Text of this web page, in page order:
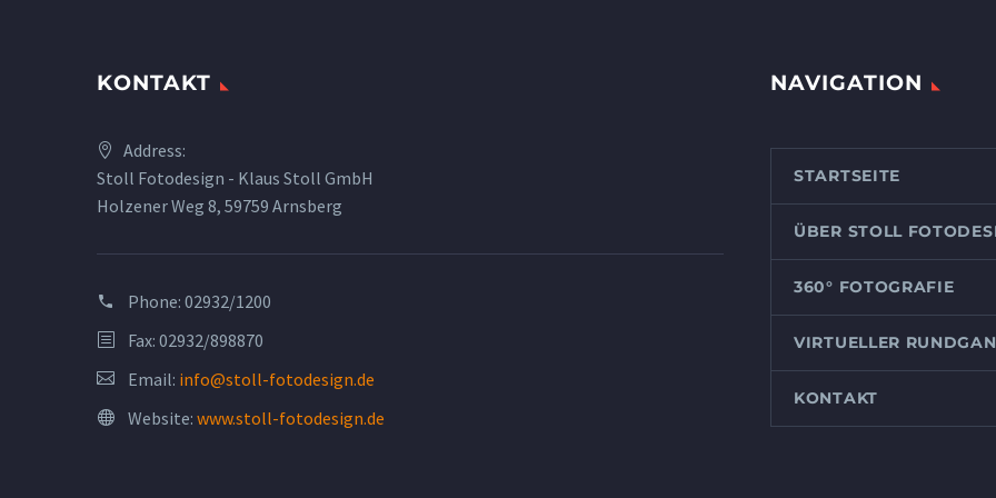
KONTAKT
Address:
Stoll Fotodesign - Klaus Stoll GmbH
Holzener Weg 8, 59759 Arnsberg
Phone: 02932/1200
Fax: 02932/898870
Email: info@stoll-fotodesign.de
Website: www.stoll-fotodesign.de
NAVIGATION
STARTSEITE
ÜBER STOLL
360° FOTOGRAFIE
VIRTUELLER
KONTAKT